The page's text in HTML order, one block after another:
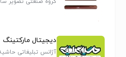
دیجیتال مارکتینگ
آژانس تبلیغاتی